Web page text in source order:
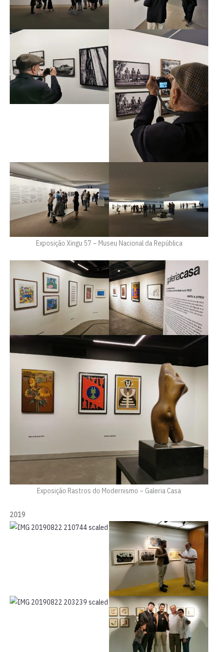
Exposição Xingu 57 – Museu Nacional da República
Exposição Rastros do Modernismo – Galeria Casa
2019